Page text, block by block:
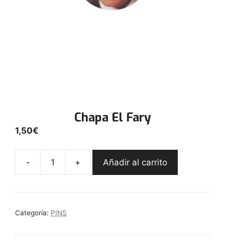
Chapa El Fary
1,50€
-
Chapa
Fary
+ Añadir al carrito
Categoría: PINS